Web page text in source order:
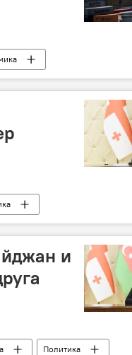
и
Политика